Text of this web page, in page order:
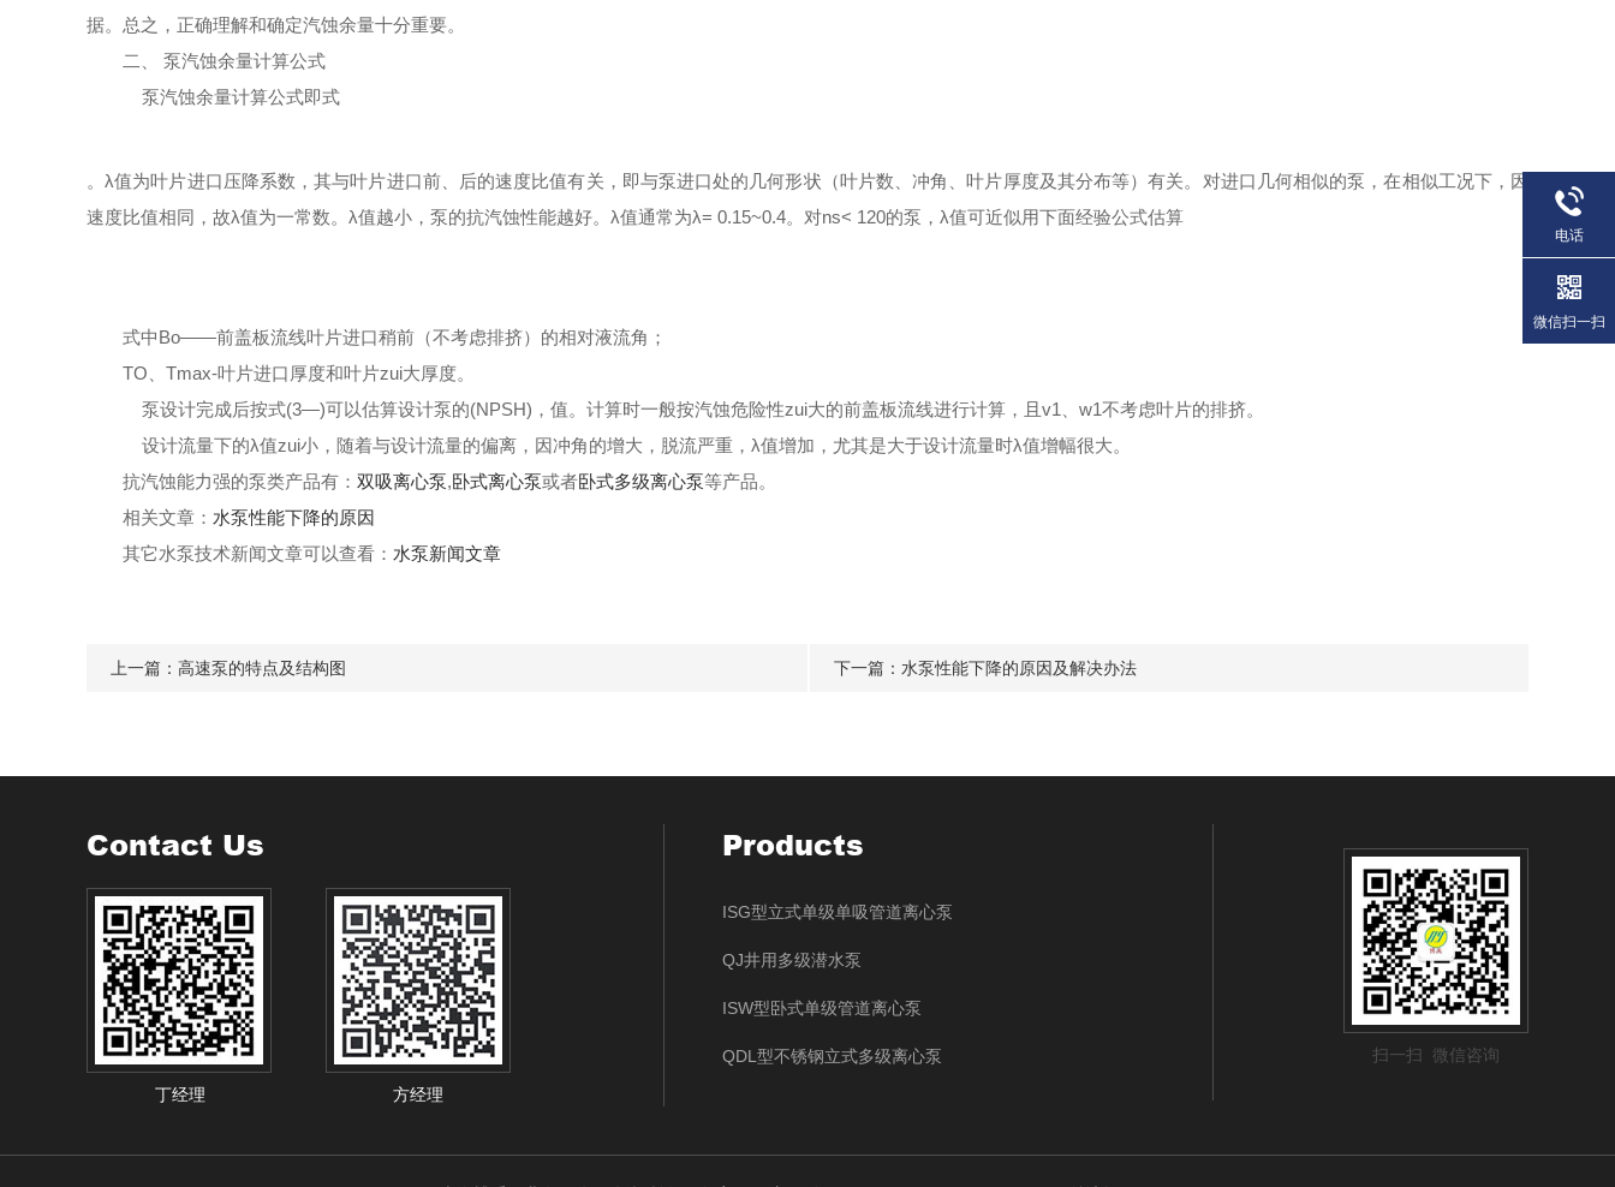
据。总之，正确理解和确定汽蚀余量十分重要。
二、 泵汽蚀余量计算公式
泵汽蚀余量计算公式即式
。λ值为叶片进口压降系数，其与叶片进口前、后的速度比值有关， 即与泵进口处的几何形状（叶片数、冲角、叶片厚度及其分布等）有关。对进口几何相似的泵，在相似工况下，因
速度比值相同，故λ值为一常数。 λ值越小，泵的抗汽蚀性能越好。 λ值通常为λ= 0.15~0.4。对ns< 120的泵， λ值可近似用下面经验公式估算
式中Bo——前盖板流线叶片进口稍前（不考虑排挤）的相对液流角；
TO、Tmax-叶片进口厚度和叶片zui大厚度。
泵设计完成后按式(3—)可以估算设计泵的(NPSH)，值。计算时一般按汽蚀危险性zui大的前盖板流线进行计算，且 v1、w1不考虑叶片的排挤。
设计流量下的λ值zui小，随着与设计流量的偏离，因冲角的增大，脱流严重， λ值增加，尤其是大于设计流量时λ值增幅很大。
抗汽蚀能力强的泵类产品有： 双吸离心泵,卧式离心泵或者卧式多级离心泵等产品。
相关文章： 水泵性能下降的原因
其它水泵技术新闻文章可以查看： 水泵新闻文章
上一篇： 高速泵的特点及结构图 下一篇： 水泵性能下降的原因及解决办法
Contact Us
丁经理 方经理
Products
ISG型立式单级单吸管道离心泵
QJ井用多级潜水泵
ISW型卧式单级管道离心泵
QDL型不锈钢立式多级离心泵 扫一扫 微信咨询
电话
微信扫一扫